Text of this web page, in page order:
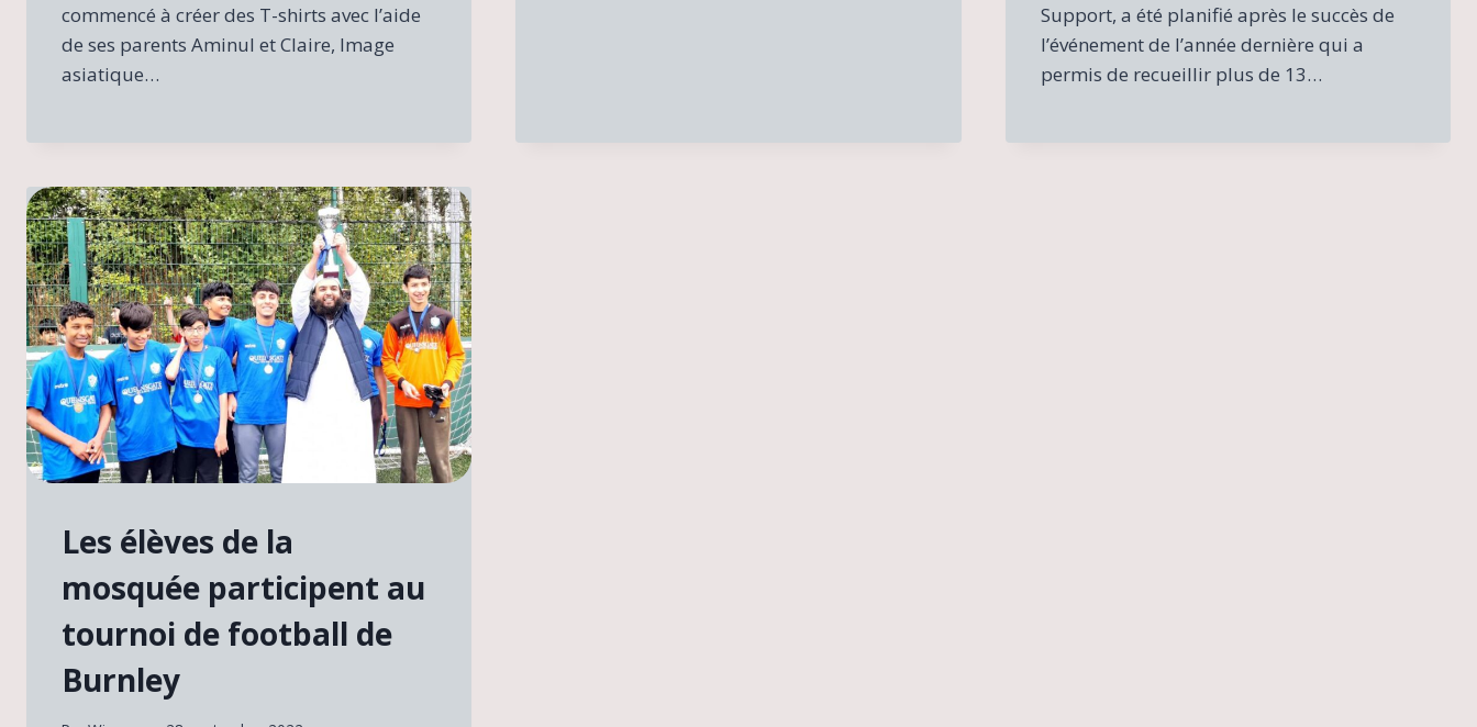
commencé à créer des T-shirts avec l’aide
de ses parents Aminul et Claire, Image
asiatique…
Support, a été planifié après le succès de
l’événement de l’année dernière qui a
permis de recueillir plus de 13…
Les élèves de la
mosquée participent au
tournoi de football de
Burnley